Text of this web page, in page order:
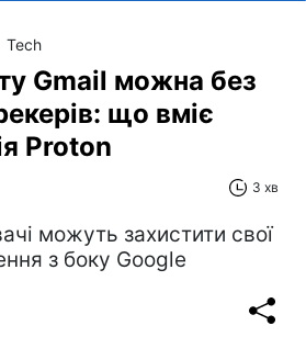
Tech
Gmail можна без
що вміє
Proton
3 хв
можуть захистити свої
з боку Google